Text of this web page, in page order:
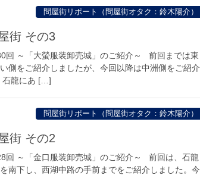
問屋街リポート（問屋街オタク：鈴木陽介）
街 その3
～「大螢服装卸売城」のご紹介～ 前回までは東
側をご紹介しましたが、今回以降は中洲側をご紹介
石龍にあ […]
問屋街リポート（問屋街オタク：鈴木陽介）
街 その2
～「金口服装卸売城」のご紹介～ 前回は、石龍
南下し、西湖中路の手前までをご紹介しました。今